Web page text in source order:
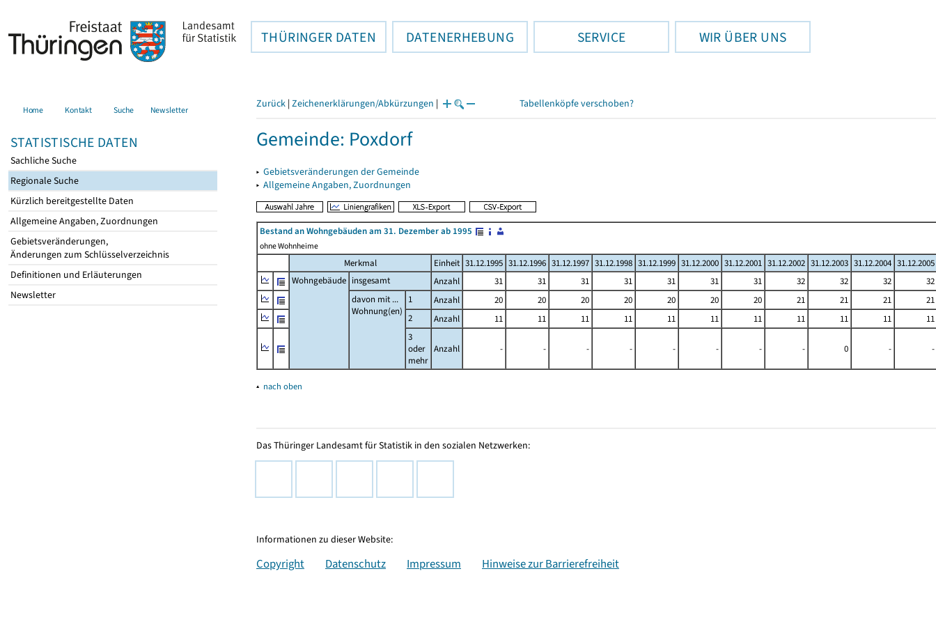
THÜRINGER DATEN DATENERHEBUNG SERVICE WIR ÜBER UNS
Home Kontakt Suche Newsletter
STATISTISCHE DATEN
Sachliche Suche
Regionale Suche
Kürzlich bereitgestellte Daten
Allgemeine Angaben, Zuordnungen
Gebietsveränderungen,
Änderungen zum Schlüsselverzeichnis
Definitionen und Erläuterungen
Newsletter
Zurück | Zeichenerklärungen/Abkürzungen | Tabellenköpfe verschoben?
Gemeinde: Poxdorf
▸ Gebietsveränderungen der Gemeinde
▸ Allgemeine Angaben, Zuordnungen
Bestand an Wohngebäuden am 31. Dezember ab 1995
ohne Wohnheime
Merkmal Einheit 31.12.1995 31.12.1996 31.12.1997 31.12.1998 31.12.1999 31.12.2000 31.12.2001 31.12.2002 31.12.2003 31.12.2004 31.12.2005
Wohngebäude insgesamt Anzahl 31 31 31 31 31 31 31 32 32 32
32
davon mit ...
Wohnung(en)
1 Anzahl 20 20 20 20 20 20 20 21 21 21
21
2
Anzahl 11 11 11 11 11 11 11 11 11 11
11
3
oder
mehr
Anzahl - - - - - - - - 0 - -
▴ nach oben
Das Thüringer Landesamt für Statistik in den sozialen Netzwerken:
Informationen zu dieser Website:
Copyright Datenschutz Impressum Hinweise zur Barrierefreiheit